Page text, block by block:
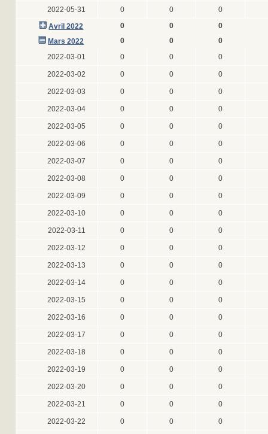
2022-05-31 0 0
0
Avril 2022
0 0
0
Mars 2022
0 0
0
2022-03-01
0 0 0
2022-03-02 0 0 0
2022-03-03 0 0 0
2022-03-04 0 0 0
2022-03-05 0 0 0
2022-03-06 0 0 0
2022-03-07 0 0 0
2022-03-08 0 0 0
2022-03-09 0 0 0
2022-03-10 0 0 0
2022-03-11 0 0 0
2022-03-12 0 0 0
2022-03-13 0 0 0
2022-03-14 0 0 0
2022-03-15 0 0 0
2022-03-16 0 0 0
2022-03-17 0 0 0
2022-03-18 0 0 0
2022-03-19 0 0 0
2022-03-20 0 0 0
2022-03-21 0 0 0
2022-03-22 0 0 0